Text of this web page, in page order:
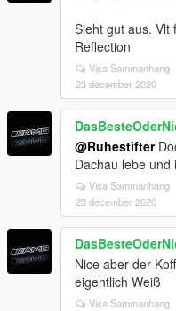
Sieht gut aus. Vlt
Reflection
Visa Sammanhang
23 december 2020
@Ruhestifter
Dachau lebe
Visa Sammanhang
23 december 2020
Nice aber der
eigentlich Weiß
Visa Sammanhang